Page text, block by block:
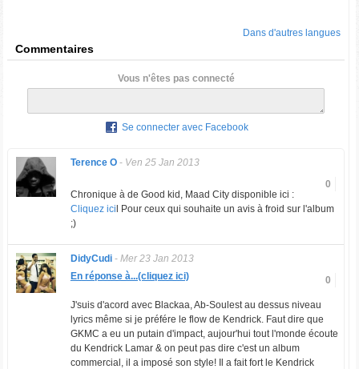
Dans d'autres langues
Commentaires
Vous n'êtes pas connecté
Se connecter avec Facebook
Terence O- Ven 25 Jan 2013
0
Chronique à de Good kid, Maad City disponible ici :
Cliquez ici l Pour ceux qui souhaite un avis à froid sur l'album
;)
DidyCudi- Mer 23 Jan 2013
0
En réponse à...(cliquez ici)
J'suis d'acord avec Blackaa, Ab-Soulest au dessus niveau
lyrics même si je préfére le flow de Kendrick. Faut dire que
GKMC a eu un putain d'impact, aujour'hui tout l'monde écoute
du Kendrick Lamar & on peut pas dire c'est un album
commercial, il a imposé son style! Il a fait fort le Kendrick